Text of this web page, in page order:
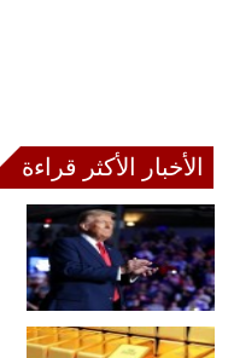
الأخبار الأكثر قراءة